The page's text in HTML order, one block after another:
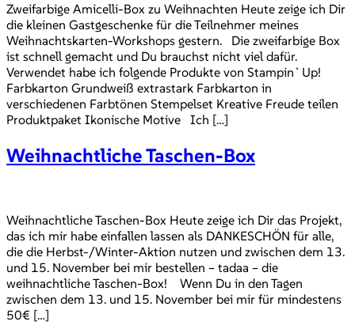
Zweifarbige Amicelli-Box zu Weihnachten Heute zeige ich Dir
die kleinen Gastgeschenke für die Teilnehmer meines
Weihnachtskarten-Workshops gestern. Die zweifarbige Box
ist schnell gemacht und Du brauchst nicht viel dafür.
Verwendet habe ich folgende Produkte von Stampin`Up!
Farbkarton Grundweiß extrastark Farbkarton in
verschiedenen Farbtönen Stempelset Kreative Freude teilen
Produktpaket Ikonische Motive Ich […]
Weihnachtliche Taschen-Box
Weihnachtliche Taschen-Box Heute zeige ich Dir das Projekt,
das ich mir habe einfallen lassen als DANKESCHÖN für alle,
die die Herbst-/Winter-Aktion nutzen und zwischen dem 13.
und 15. November bei mir bestellen – tadaa – die
weihnachtliche Taschen-Box! Wenn Du in den Tagen
zwischen dem 13. und 15. November bei mir für mindestens
50€ […]